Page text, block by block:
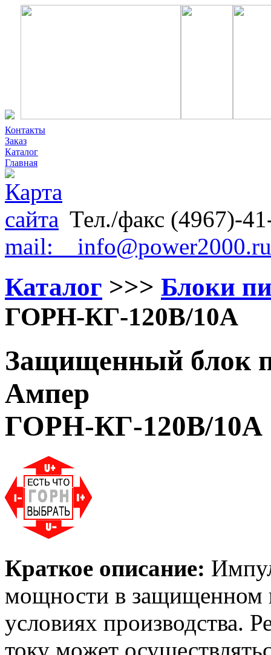
Контакты
Заказ
Каталог
Главная
Тел./факс (4967)-
mail: info@power2000.ru
Каталог >>> Блоки
ГОРН-КГ-120В/10А
Защищенный блок
Ампер
ГОРН-КГ-120В/10А
Краткое описание:
мощности в защищенном
условиях производства.
току может